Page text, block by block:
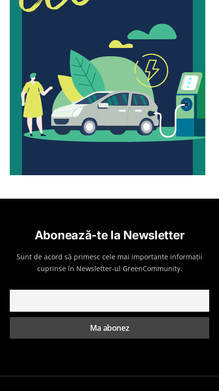
Abonează-te la Newsletter
Sunt de acord să primesc cele mai importante informații
cuprinse în Newsletter-ul GreenCommunity.